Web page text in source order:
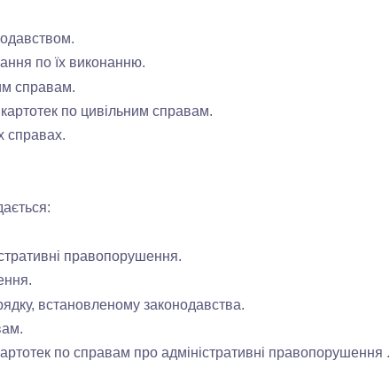
по їх виконанню.
справам.
по цивільним справам.
справах.
:
правопорушення.
встановленому законодавства.
по справам про адміністративні правопорушення .